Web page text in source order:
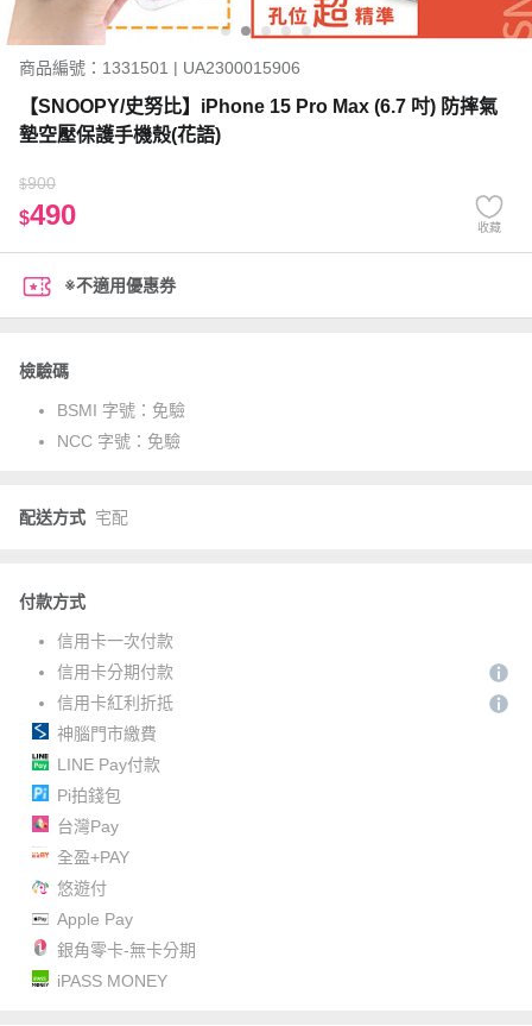
商品編號：1331501 | UA2300015906
【SNOOPY/史努比】iPhone 15 Pro Max (6.7 吋) 防摔氣
墊空壓保護手機殼(花語)
$900
$490 收藏
※不適用優惠券
檢驗碼
BSMI 字號： 免驗
NCC 字號： 免驗
配送方式 宅配
付款方式
信用卡一次付款
信用卡分期付款
信用卡紅利折抵
神腦門市繳費
LINE Pay付款
Pi拍錢包
台灣Pay
全盈+PAY
悠遊付
Apple Pay
銀角零卡-無卡分期
iPASS MONEY